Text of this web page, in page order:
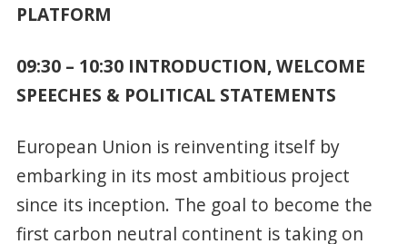
PLATFORM
09:30 – 10:30 INTRODUCTION, WELCOME
SPEECHES & POLITICAL STATEMENTS
European Union is reinventing itself by
embarking in its most ambitious project
since its inception. The goal to become the
first carbon neutral continent is taking on